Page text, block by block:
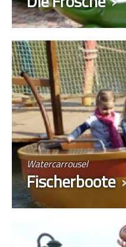
Watercarrousel
Fischerboote